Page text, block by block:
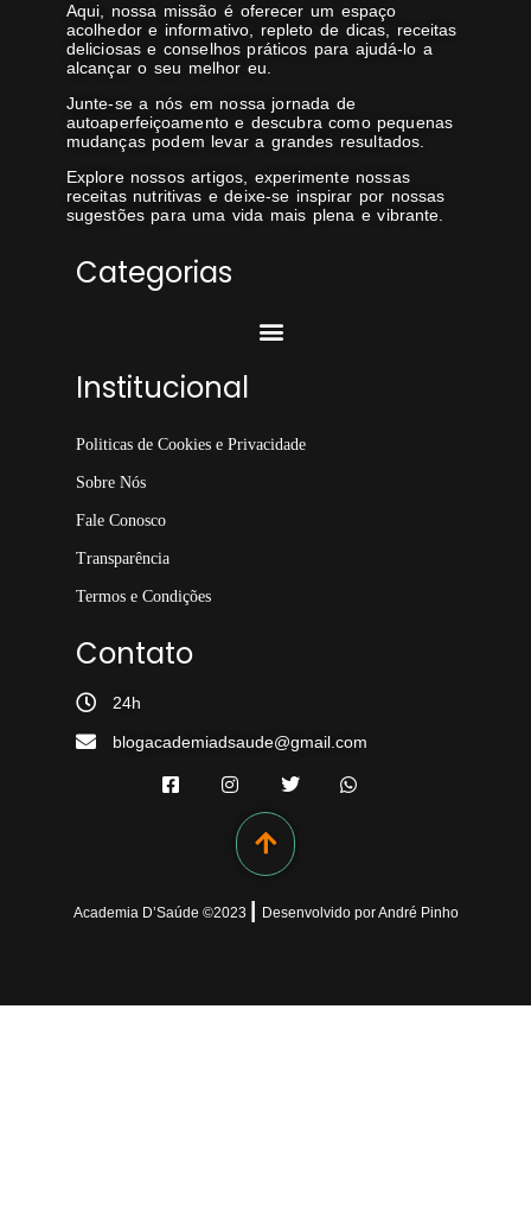
Aqui, nossa missão é oferecer um espaço
acolhedor e informativo, repleto de dicas, receitas
deliciosas e conselhos práticos para ajudá-lo a
alcançar o seu melhor eu.
Junte-se a nós em nossa jornada de
autoaperfeiçoamento e descubra como pequenas
mudanças podem levar a grandes resultados.
Explore nossos artigos, experimente nossas
receitas nutritivas e deixe-se inspirar por nossas
sugestões para uma vida mais plena e vibrante.
Categorias
Institucional
Politicas de Cookies e Privacidade
Sobre Nós
Fale Conosco
Transparência
Termos e Condições
Contato
24h
blogacademiadsaude@gmail.com
Academia D’Saúde ©2023 DesenvolvidoporAndré Pinho